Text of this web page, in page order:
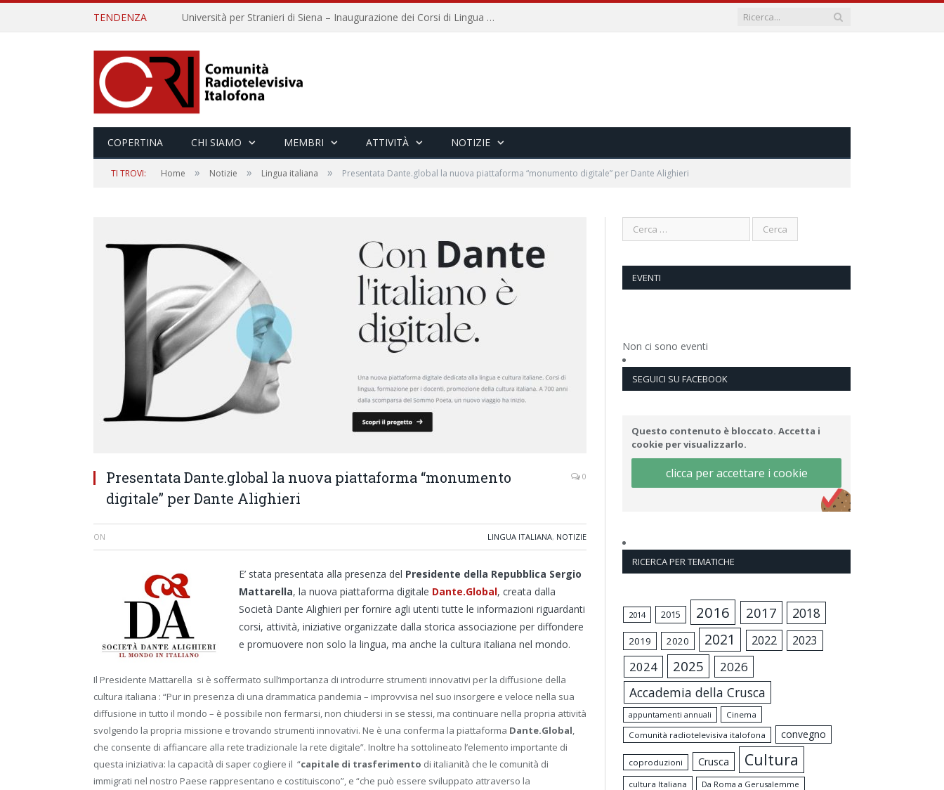
TENDENZA Università per Stranieri di Siena – Inaugurazione dei Corsi di Lingua e Cultura Italiana, 109a annata
COPERTINA CHI SIAMO MEMBRI ATTIVITÀ NOTIZIE
TI TROVI: Home » Notizie » Lingua italiana » Presentata Dante.global la nuova piattaforma “monumento digitale” per Dante Alighieri
Presentata Dante.global la nuova piattaforma “monumento
digitale” per Dante Alighieri
0
ON LINGUA ITALIANA, NOTIZIE
E’ stata presentata alla presenza del Presidente della Repubblica Sergio
Mattarella, la nuova piattaforma digitale Dante.Global, creata dalla
Società Dante Alighieri per fornire agli utenti tutte le informazioni riguardanti
corsi, attività, iniziative organizzate dalla storica associazione per diffondere
e promuovere non solo la lingua, ma anche la cultura italiana nel mondo.
Il Presidente Mattarella si è soffermato sull’importanza di introdurre strumenti innovativi per la diffusione della
cultura italiana : “Pur in presenza di una drammatica pandemia – improvvisa nel suo insorgere e veloce nella sua
diffusione in tutto il mondo – è possibile non fermarsi, non chiudersi in se stessi, ma continuare nella propria attività
svolgendo la propria missione e trovando strumenti innovativi. Ne è una conferma la piattaforma Dante.Global,
che consente di affiancare alla rete tradizionale la rete digitale”. Inoltre ha sottolineato l’elemento importante di
questa iniziativa: la capacità di saper cogliere il “capitale di trasferimento di italianità che le comunità di
immigrati nel nostro Paese rappresentano e costituiscono”, e “che può essere sviluppato attraverso la
EVENTI
Non ci sono eventi
SEGUICI SU FACEBOOK
Questo contenuto è bloccato. Accetta i
cookie per visualizzarlo.
clicca per accettare i cookie
RICERCA PER TEMATICHE
2014 2015 2016 2017 2018
2019 2020 2021 2022 2023
2024 2025 2026
Accademia della Crusca
appuntamenti annuali
Cinema
Comunità radiotelevisiva italofona
convegno
coproduzioni Crusca Cultura
cultura Italiana Da Roma a Gerusalemme